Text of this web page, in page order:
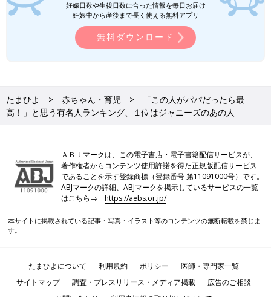
妊娠日数や生後日数に合った情報を毎日お届け
妊娠中から産後まで長く使える無料アプリ
無料ダウンロード
たまひよ 赤ちゃん・育児
「この人がパパだったら最
高！」と思う有名人ランキング、１位はジャニーズのあの人
ＡＢＪマークは、この電子書店・電子書籍配信サービスが、
著作権者からコンテンツ使用許諾を得た正規版配信サービス
であることを示す登録商標（登録番号 第11091000号）です。
ABJマークの詳細、ABJマークを掲示しているサービスの一覧
はこちら→https://aebs.or.jp/
本サイトに掲載されている記事・写真・イラスト等のコンテンツの無断転載を禁じま
す。
たまひよについて 利用規約 ポリシー
医師・専門家一覧
サイトマップ
調査・プレスリリース・メディア掲載
広告のご相談